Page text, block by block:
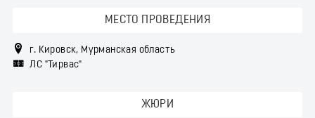
МЕСТО ПРОВЕДЕНИЯ
г. Кировск, Мурманская область
ЛС "Тирвас"
ЖЮРИ